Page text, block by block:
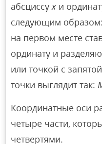
абсциссух и
следующим
на первом месте
ординату и
или точкой с
точки выглядит так:
Координатные оси
четыре части,
четвертями.